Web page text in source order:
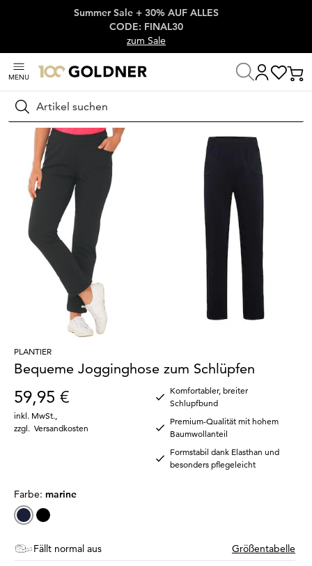
Überspringe Navigation, direkt zum Content
Summer Sale + 30% AUF ALLES
CODE: FINAL30
zum Sale
MENU
Suchen
Startseite Damenmode
PLANTIER
Bequeme Jogginghose zum Schlüpfen
59,95 €
inkl. MwSt.
zzgl. Versandkosten
Komfortabler, breiter
Schlupfbund
Premium-Qualität mit hohem
Baumwollanteil
Formstabil dank Elasthan und
besonders pflegeleicht
Farbe: marine
Fällt normal aus Größentabelle